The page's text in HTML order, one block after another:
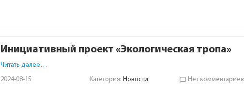
Инициативный проект «Экологическая тропа»
Читать далее…
2024-08-15
Категория:Новости chat_bubble_outline Нет комментариев